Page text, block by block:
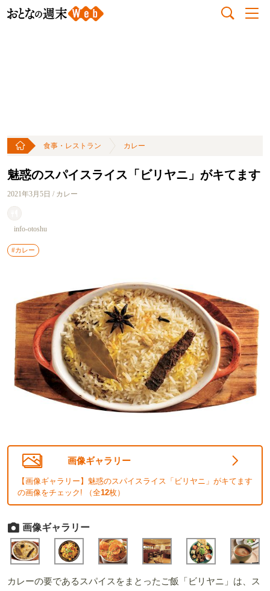
食事・レストラン カレー
魅惑のスパイスライス「ビリヤニ」がキてます
2021年3月5日 / カレー
info-otoshu
#カレー
画像ギャラリー
【画像ギャラリー】魅惑のスパイスライス「ビリヤニ」がキてます
の画像をチェック! （全12枚）
画像ギャラリー
カレーの要であるスパイスをまとったご飯「ビリヤニ」は、ス